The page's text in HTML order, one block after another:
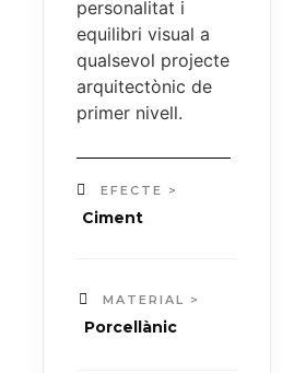
personalitat i
equilibri visual a
qualsevol projecte
arquitectònic de
primer nivell.
EFECTE >
Ciment
MATERIAL >
Porcellànic